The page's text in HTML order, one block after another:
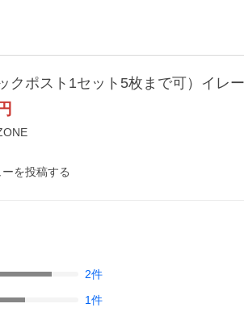
ックポスト1セット5枚まで可）
円
ーを投稿する
2件
1件